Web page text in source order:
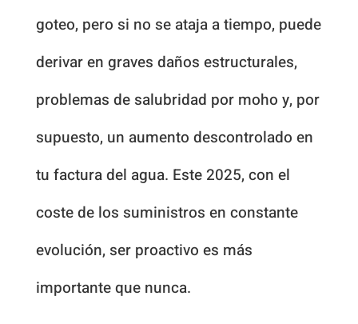
goteo, pero si no se ataja a tiempo, puede
derivar en graves daños estructurales,
problemas de salubridad por moho y, por
supuesto, un aumento descontrolado en
tu factura del agua. Este 2025, con el
coste de los suministros en constante
evolución, ser proactivo es más
importante que nunca.